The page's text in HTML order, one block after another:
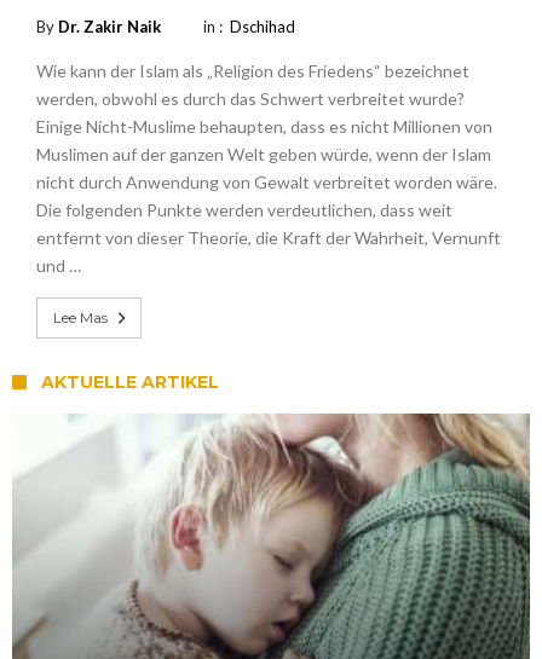
By Dr. Zakir Naik in : Dschihad
Wie kann der Islam als „Religion des Friedens“ bezeichnet
werden, obwohl es durch das Schwert verbreitet wurde?
Einige Nicht-Muslime behaupten, dass es nicht Millionen von
Muslimen auf der ganzen Welt geben würde, wenn der Islam
nicht durch Anwendung von Gewalt verbreitet worden wäre.
Die folgenden Punkte werden verdeutlichen, dass weit
entfernt von dieser Theorie, die Kraft der Wahrheit, Vernunft
und …
Lee Mas
AKTUELLE ARTIKEL